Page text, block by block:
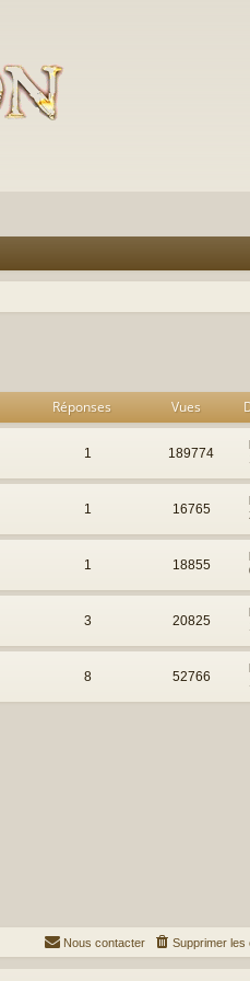
Réponses Vues
1 189774
1 16765
1 18855
3 20825
8 52766
Supprimer les
Nous contacter